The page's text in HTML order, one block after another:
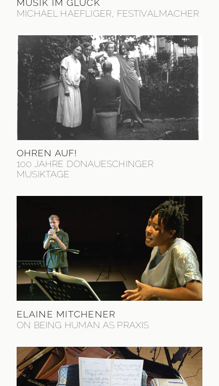
MUSIK IM GLÜCK
MICHAEL HAEFLIGER, FESTIVALMACHER
OHREN AUF!
100 JAHRE DONAUESCHINGER
MUSIKTAGE
ELAINE MITCHENER
ON BEING HUMAN AS PRAXIS